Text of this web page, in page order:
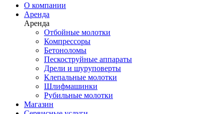
О компании
Аренда
Аренда
Отбойные молотки
Компрессоры
Бетоноломы
Пескоструйные аппараты
Дрели и шуруповерты
Клепальные молотки
Шлифмашинки
Рубильные молотки
Магазин